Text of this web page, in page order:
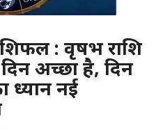
: वृषभ राशि
अच्छा है, दिन
ध्यान नई